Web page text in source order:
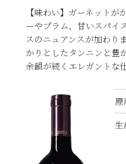
【味わい】ガーネットが
ーやプラム、甘いスパイ
スのニュアンスが加わり
かりとしたタンニンと豊
余韻が続くエレガントな
原
生